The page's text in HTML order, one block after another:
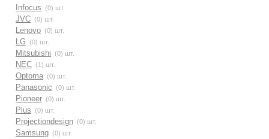
Infocus (0) шт.
JVC (0) шт.
Lenovo (0) шт.
LG (0) шт.
Mitsubishi (0) шт.
NEC (1) шт.
Optoma (0) шт.
Panasonic (0) шт.
Pioneer (0) шт.
Plus (0) шт.
Projectiondesign (0) шт.
Samsung (0) шт.